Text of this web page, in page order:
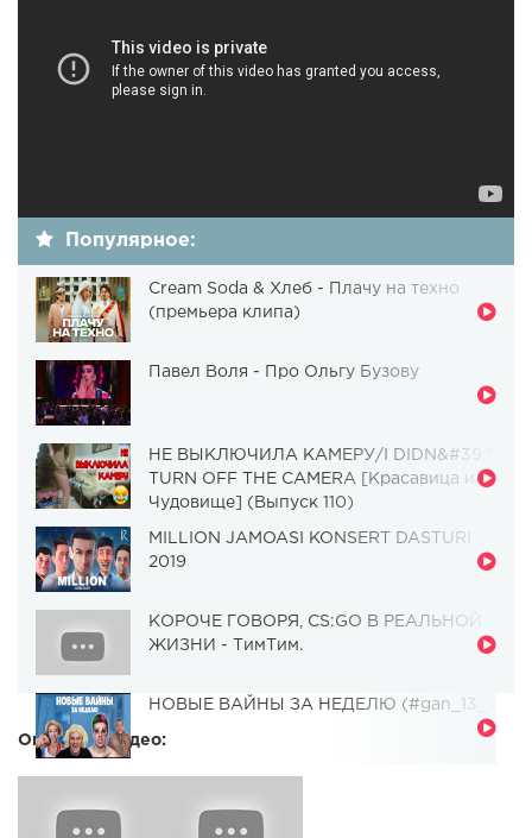
Популярное:
Cream Soda & Хлеб - Плачу на техно
(премьера клипа)
Павел Воля - Про Ольгу Бузову
НЕ ВЫКЛЮЧИЛА КАМЕРУ/I DIDN&#39;T
TURN OFF THE CAMERA [Красавица и
Чудовище] (Выпуск 110)
MILLION JAMOASI KONSERT DASTURI
2019
КОРОЧЕ ГОВОРЯ, CS:GO В РЕАЛЬНОЙ
ЖИЗНИ - ТимТим.
НОВЫЕ ВАЙНЫ ЗА НЕДЕЛЮ (#gan_13_)
Описание видео: